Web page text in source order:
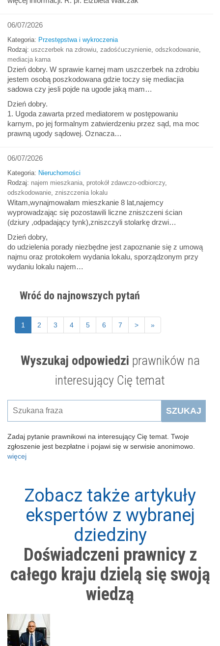
Wyszukaj odpowiedzi prawników na
interesujący Cię temat
SZUKAJ
Zadaj pytanie prawnikowi na interesujący Cię temat. Twoje
zgłoszenie jest bezpłatne i pojawi się w serwisie anonimowo.
więcej
06/07/2026
Kategoria: Przestępstwa i wykroczenia
Rodzaj: uszczerbek na zdrowiu zadośćuczynienie odszkodowanie
mediacja karna
Dzień dobry. W sprawie karnej mam uszczerbek na zdrobiu
jestem osobą poszkodowana gdzie toczy się mediacjia
sadowa czy jesli pojde na ugode jaką mam…
Dzień dobry.
1. Ugoda zawarta przed mediatorem w postępowaniu
karnym, po jej formalnym zatwierdzeniu przez sąd, ma moc
prawną ugody sądowej. Oznacza…
06/07/2026
Kategoria: Nieruchomości
Rodzaj: najem mieszkania protokół zdawczo-odbiorczy,
odszkodowanie zniszczenia lokalu
Witam,wynajmowałam mieszkanie 8 lat,najemcy
wyprowadzając się pozostawili liczne zniszczeni ścian
(dziury ,odpadający tynk),zniszczyli stolarkę drzwi…
Dzień dobry,
do udzielenia porady niezbędne jest zapoznanie się z umową
najmu oraz protokołem wydania lokalu, sporządzonym przy
wydaniu lokalu najem…
Wróć do najnowszych pytań
1 2 3 4 5 6 7 > »
Zobacz także artykuły
ekspertów z wybranej
dziedziny
Doświadczeni prawnicy z
całego kraju dzielą się swoją
wiedzą